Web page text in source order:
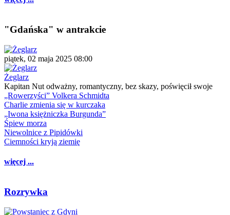
"Gdańska" w antrakcie
piątek, 02 maja 2025 08:00
Żeglarz
Kapitan Nut odważny, romantyczny, bez skazy, poświęcił swoje
„Rowerzyści” Volkera Schmidta
Charlie zmienia się w kurczaka
„Iwona księżniczka Burgunda”
Śpiew morza
Niewolnice z Pipidówki
Ciemności kryją ziemię
więcej ...
Rozrywka